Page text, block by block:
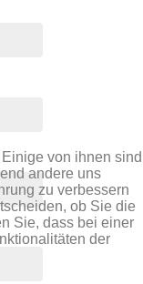
von ihnen sind
andere uns
zu verbessern
ob Sie die
Sie, dass bei einer
der